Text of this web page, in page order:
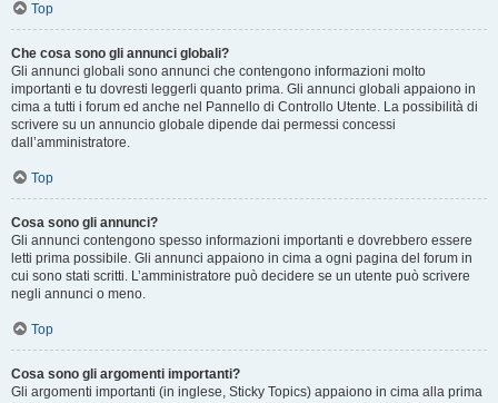
Top
Che cosa sono gli annunci globali?
Gli annunci globali sono annunci che contengono informazioni molto
importanti e tu dovresti leggerli quanto prima. Gli annunci globali appaiono in
cima a tutti i forum ed anche nel Pannello di Controllo Utente. La possibilità di
scrivere su un annuncio globale dipende dai permessi concessi
dall’amministratore.
Top
Cosa sono gli annunci?
Gli annunci contengono spesso informazioni importanti e dovrebbero essere
letti prima possibile. Gli annunci appaiono in cima a ogni pagina del forum in
cui sono stati scritti. L’amministratore può decidere se un utente può scrivere
negli annunci o meno.
Top
Cosa sono gli argomenti importanti?
Gli argomenti importanti (in inglese, Sticky Topics) appaiono in cima alla prima